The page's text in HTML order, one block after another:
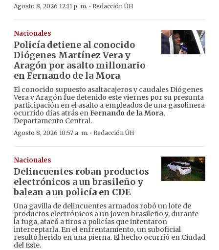
Agosto 8, 2026 12:11 p. m. · Redacción ÚH
Nacionales
Policía detiene al conocido
Diógenes Martínez Vera y
Aragón por asalto millonario
en Fernando de la Mora
El conocido supuesto asaltacajeros y caudales Diógenes
Vera y Aragón fue detenido este viernes por su presunta
participación en el asalto a empleados de una gasolinera
ocurrido días atrás enFernando de la Mora,
Departamento Central.
Agosto 8, 2026 10:57 a. m. · Redacción ÚH
Nacionales
Delincuentes roban productos
electrónicos a un brasileño y
balean a un policía en CDE
Una gavilla de delincuentes armados robó un lote de
productos electrónicos a un joven brasileño y, durante
la fuga, atacó a tiros a policías que intentaron
interceptarla. En el enfrentamiento, un suboficial
resultó herido en una pierna. El hecho ocurrió en Ciudad
del Este.